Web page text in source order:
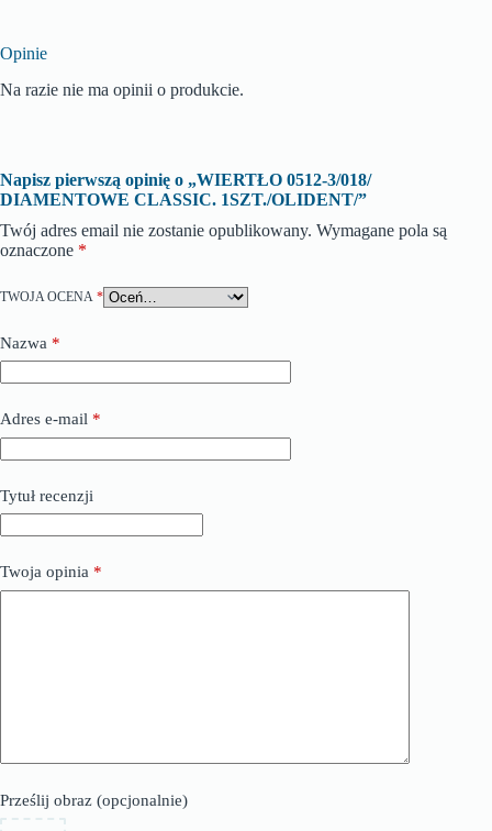
Opinie
Na razie nie ma opinii o produkcie.
Napisz pierwszą opinię o „WIERTŁO 0512-3/018/
DIAMENTOWE CLASSIC. 1SZT./OLIDENT/”
Twój adres email nie zostanie opublikowany. Wymagane pola są
oznaczone *
TWOJA OCENA *
Nazwa *
Adres e-mail *
Tytuł recenzji
Twoja opinia *
Prześlij obraz (opcjonalnie)